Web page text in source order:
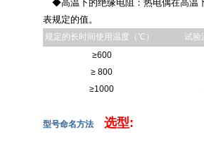
◆高温下的绝缘电阻：热电偶在高温
表规定的值。
规定的长时间使用温度（℃）
试
≥600
≥ 800
≥1000
型号命名方法 选型: